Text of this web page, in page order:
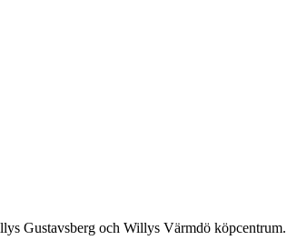
Gustavsberg och Willys Värmdö